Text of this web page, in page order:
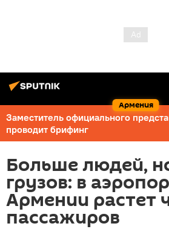
Армения
Заместитель официального
проводит брифинг
Больше людей,
грузов: в
Армении растет
пассажиров